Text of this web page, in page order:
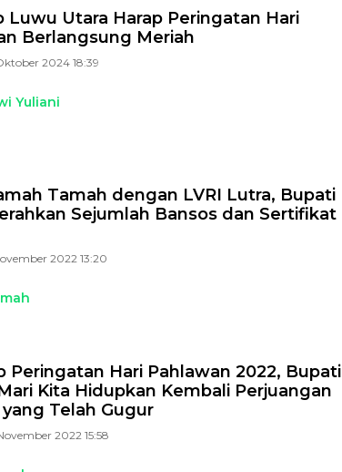
Luwu Utara Harap Peringatan Hari
Berlangsung Meriah
2024 18:39
Yuliani
Tamah dengan LVRI Lutra, Bupati
Sejumlah Bansos dan Sertifikat
2022 13:20
Peringatan Hari Pahlawan 2022, Bupati
Kita Hidupkan Kembali Perjuangan
Telah Gugur
2022 15:58